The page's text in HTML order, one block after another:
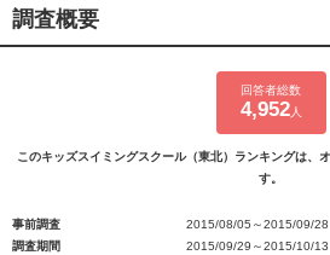
調査概要
回答者総数
4,952人
このキッズスイミングスクール（東北）ランキングは、
す。
事前調査
2015/08/05～2015/09/28
調査期間
2015/09/29～2015/10/13